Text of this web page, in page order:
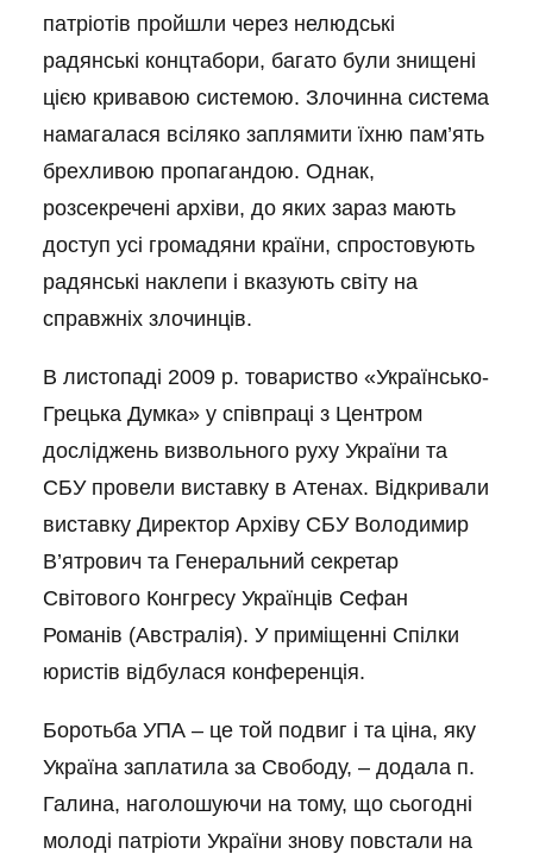
патріотів пройшли через нелюдські
радянські концтабори, багато були знищені
цією кривавою системою. Злочинна система
намагалася всіляко заплямити їхню пам’ять
брехливою пропагандою. Однак,
розсекречені архіви, до яких зараз мають
доступ усі громадяни країни, спростовують
радянські наклепи і вказують світу на
справжніх злочинців.
В листопаді 2009 р. товариство «Українсько-
Грецька Думка» у співпраці з Центром
досліджень визвольного руху України та
СБУ провели виставку в Атенах. Відкривали
виставку Директор Архіву СБУ Володимир
В’ятрович та Генеральний секретар
Світового Конгресу Українців Сефан
Романів (Австралія). У приміщенні Спілки
юристів відбулася конференція.
Боротьба УПА – це той подвиг і та ціна, яку
Україна заплатила за Свободу, – додала п.
Галина, наголошуючи на тому, що сьогодні
молоді патріоти України знову повстали на